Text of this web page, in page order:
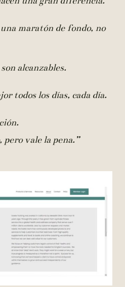
maratón de fondo, no
alcanzables.
todos los días, cada día.
pero vale la pena.”